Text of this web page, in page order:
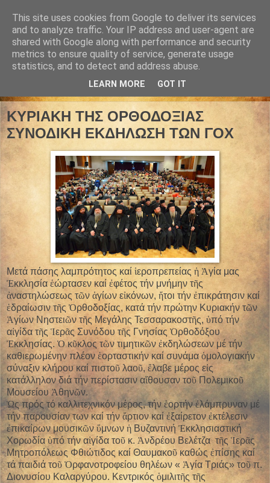
ΚΥΡΙΑΚΗ ΤΗΣ ΟΡΘΟΔΟΞΙΑΣ
ΣΥΝΟΔΙΚΗ ΕΚΔΗΛΩΣΗ ΤΩΝ ΓΟΧ
Μετά πάσης λαμπρότητος καί ἱεροπρεπείας ἡ Ἁγία μας
Ἐκκλησία ἑώρτασεν καί ἐφέτος τήν μνήμην τῆς
ἀναστηλώσεως τῶν ἁγίων εἰκόνων, ἤτοι τήν ἐπικράτησιν καί
ἑδραίωσιν τῆς Ὀρθοδοξίας, κατά τήν πρώτην Κυριακήν τῶν
Ἁγίων Νηστειῶν τῆς Μεγάλης Τεσσαρακοστῆς, ὑπό τήν
αἰγίδα τῆςἹερᾶς Συνόδου τῆς ΓνησίαςὈρθοδόξου
Ἐκκλησίας. Ὁκῦκλος τῶν τιμητικῶν ἐκδηλώσεων μέ τήν
καθιερωμένην πλέον ἑορταστικήν καί συνάμα ὁμολογιακήν
σύναξιν κλήρου καί πιστοῦ λαοῦ,ἔλαβε μέρος εἰς
κατάλληλον διά τήν περίστασιν αἴθουσαν τοῦΠολεμικοῦ
Μουσείου Ἀθηνῶν.
Ὡς πρός τό καλλιτεχνικόν μέρος, τήνἑορτήνἐλάμπρυναν μέ
τήν παρουσίαν των καί τήνἄρτιον καίἐξαίρετον ἐκτέλεσιν
ἐπικαίρων μουσικῶν ὕμνων ἡ ΒυζαντινήἘκκλησιαστική
Χορωδίαὑπό τήν αἰγίδα τοῦ κ. Ἀνδρέου Βελέτζα τῆς Ἱερᾶς
Μητροπόλεως Φθιώτιδος καί Θαυμακοῦ καθώς ἐπίσης καί
τά παιδιά τοῦ Ὀρφανοτροφείου θηλέων « Ἁγία Τριάς» τοῦπ.
Διονυσίου Καλαργύρου. Κεντρικός ὁμιλιτῆς τῆς
This site uses cookies from Google to deliver its services
and to analyze traffic. Your IP address and user-agent are
shared with Google along with performance and security
metrics to ensure quality of service, generate usage
statistics, and to detect and address abuse.
LEARN MORE GOT IT